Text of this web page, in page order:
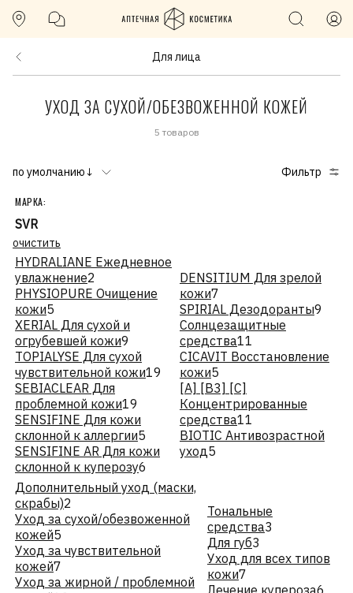
Для лица
УХОД ЗА СУХОЙ/ОБЕЗВОЖЕННОЙ КОЖЕЙ
5 товаров
по умолчанию↓ Фильтр
МАРКА:
SVR
очистить
HYDRALIANE Ежедневное
увлажнение2
PHYSIOPURE Очищение
кожи5
XERIAL Для сухой и
огрубевшей кожи9
TOPIALYSE Для сухой
чувствительной кожи19
SEBIACLEAR Для
проблемной кожи19
SENSIFINE Для кожи
склонной к аллергии5
SENSIFINE AR Для кожи
склонной к куперозу6
DENSITIUM Для зрелой
кожи7
SPIRIAL Дезодоранты9
Солнцезащитные
средства11
CICAVIT Восстановление
кожи5
[A] [B3] [C]
Концентрированные
средства11
BIOTIC Антивозрастной
уход5
Дополнительный уход (маски,
скрабы)2
Уход за сухой/обезвоженной
кожей5
Уход за чувствительной
кожей7
Уход за жирной / проблемной
Тональные
средства3
Для губ3
Уход для всех типов
кожи7
Лечение купероза6